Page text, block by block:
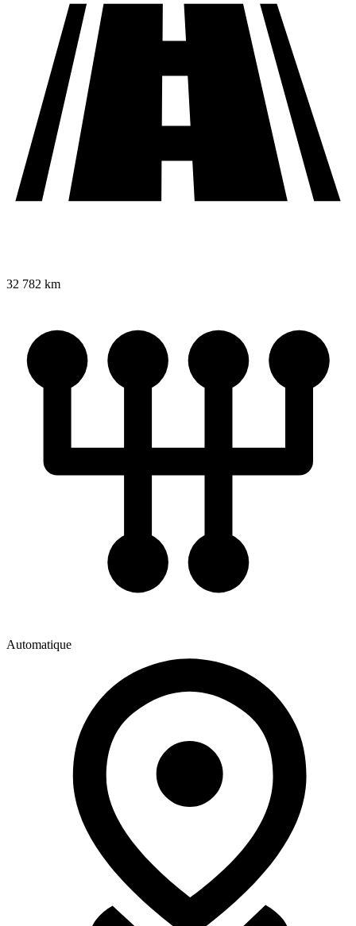
32 782 km
Automatique